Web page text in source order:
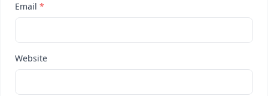
Email *
Website